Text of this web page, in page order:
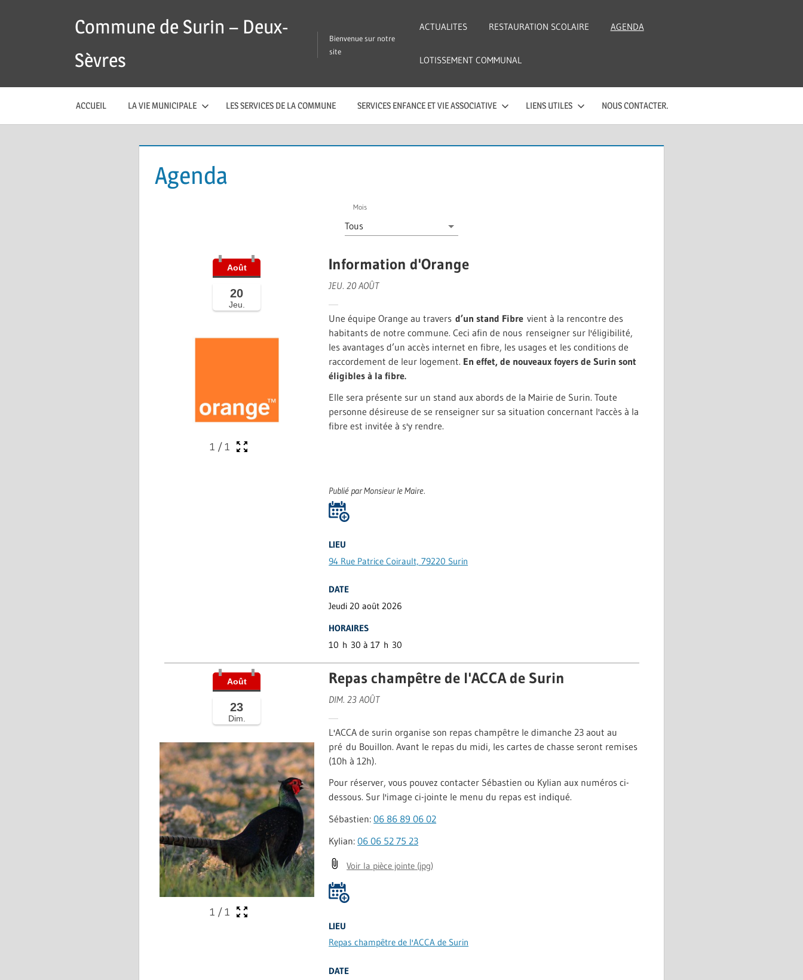
Commune de Surin – Deux-
Sèvres
Bienvenue sur notre
site
ACTUALITES RESTAURATION SCOLAIRE AGENDA
LOTISSEMENT COMMUNAL
ACCUEIL LA VIE MUNICIPALE LES SERVICES DE LA COMMUNE SERVICES ENFANCE ET VIE ASSOCIATIVE LIENS UTILES NOUS CONTACTER.
Agenda
Mois
Août
20
Jeu.
1 /1
Information d'Orange
JEU. 20 AOÛT
Une équipe Orange au traversd’un stand Fibre vient à la rencontre des
habitants de notre commune. Ceci afin de nous renseigner sur l'éligibilité,
les avantages d’un accès internet en fibre, les usages et les conditions de
raccordement de leur logement. En effet, de nouveaux foyers de Surin sont
éligibles à la fibre.
Elle sera présente sur un stand aux abords de la Mairie de Surin. Toute
personne désireuse de se renseigner sur sa situation concernant l'accès à la
fibre est invitée à s'y rendre.
Publié par Monsieur le Maire.
LIEU
94 Rue Patrice Coirault, 79220 Surin
DATE
Jeudi 20 août 2026
HORAIRES
10 h 30 à 17 h 30
Août
23
Dim.
1 /1
Repas champêtre de l'ACCA de Surin
DIM. 23 AOÛT
L'ACCA de surin organise son repas champêtre le dimanche 23 aout au
pré du Bouillon. Avant le repas du midi, les cartes de chasse seront remises
(10h à 12h).
Pour réserver, vous pouvez contacter Sébastien ou Kylian aux numéros ci-
dessous. Sur l'image ci-jointe le menu du repas est indiqué.
Sébastien:06 86 89 06 02
Kylian:06 06 52 75 23
Voir la pièce jointe (jpg)
LIEU
Repas champêtre de l'ACCA de Surin
DATE